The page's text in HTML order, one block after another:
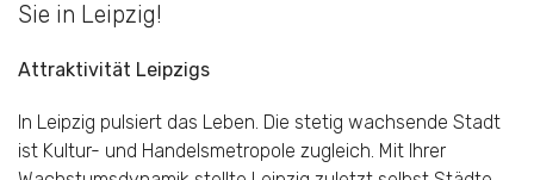
Sie in Leipzig!
Attraktivität Leipzigs
In Leipzig pulsiert das Leben. Die stetig wachsende Stadt
ist Kultur- und Handelsmetropole zugleich. Mit Ihrer